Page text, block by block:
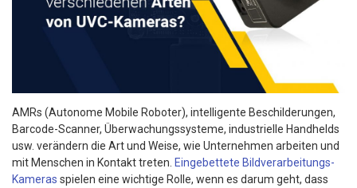
AMRs (Autonome Mobile Roboter), intelligente Beschilderungen,
Barcode-Scanner, Überwachungssysteme, industrielle Handhelds
usw. verändern die Art und Weise, wie Unternehmen arbeiten und
mit Menschen in Kontakt treten. Eingebettete Bildverarbeitungs-
Kameras spielen eine wichtige Rolle, wenn es darum geht, dass